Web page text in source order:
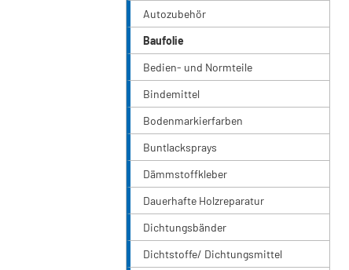
Autozubehör
Baufolie
Bedien- und Normteile
Bindemittel
Bodenmarkierfarben
Buntlacksprays
Dämmstoffkleber
Dauerhafte Holzreparatur
Dichtungsbänder
Dichtstoffe/ Dichtungsmittel